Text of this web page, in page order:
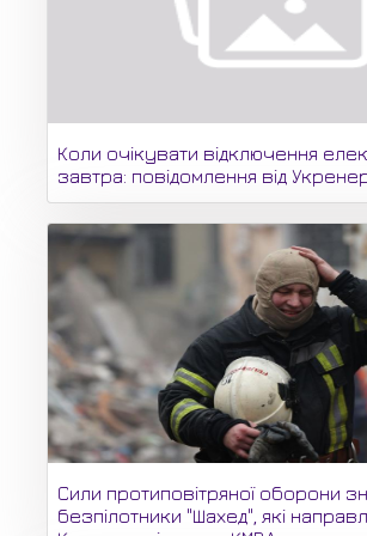
Коли очікувати відключення
завтра: повідомлення від
Сили протиповітряної оборони
безпілотники "Шахед", які